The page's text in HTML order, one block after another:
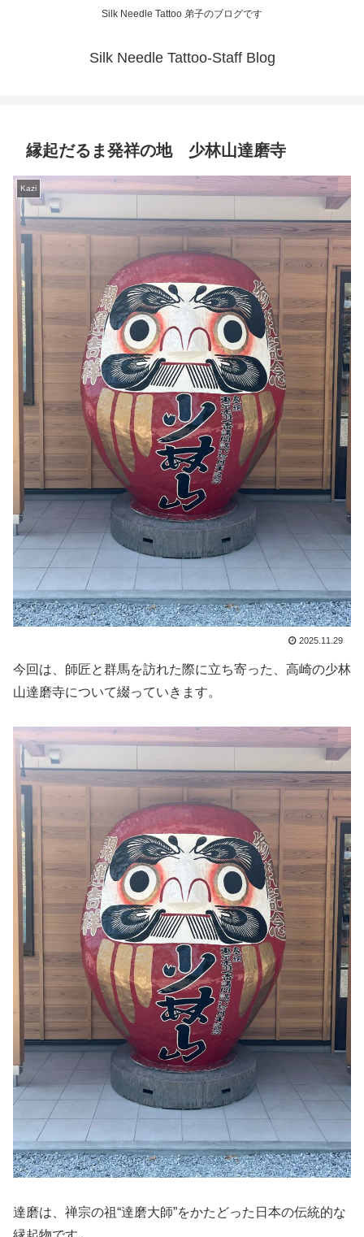
Silk Needle Tattoo 弟子のブログです
Silk Needle Tattoo-Staff Blog
縁起だるま発祥の地 少林山達磨寺
Kazi
2025.11.29
今回は、師匠と群馬を訪れた際に立ち寄った、高崎の少林
山達磨寺について綴っていきます。
達磨は、禅宗の祖“達磨大師”をかたどった日本の伝統的な